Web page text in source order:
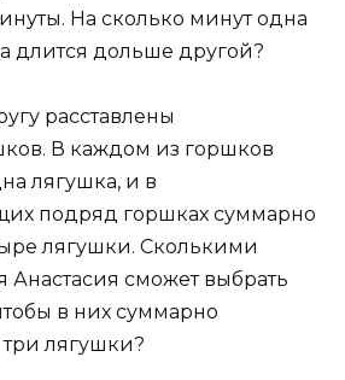
На сколько минут одна
длится дольше другой?
расставлены
В каждом из горшков
лягушка, и в
подряд горшках суммарно
лягушки. Сколькими
Анастасия сможет выбрать
в них суммарно
три лягушки?